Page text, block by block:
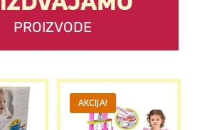
PROIZVODE
AKCIJA!